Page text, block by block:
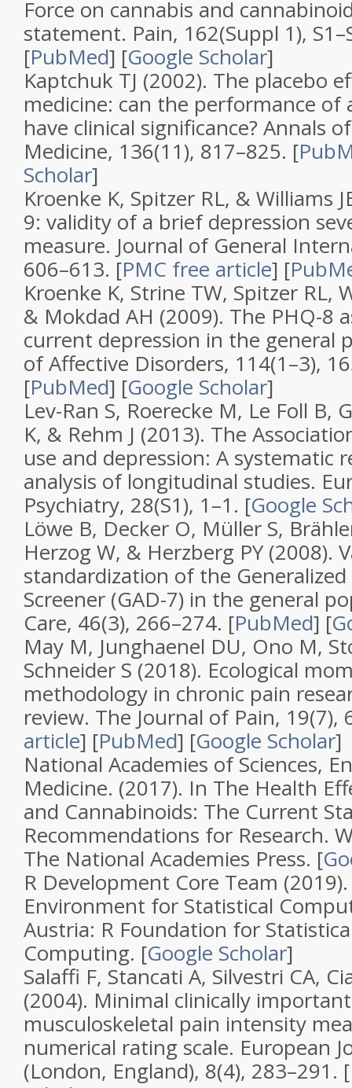
Force on cannabis and
statement. Pain, 162(Suppl 1),
[PubMed] [Google Scholar]
Kaptchuk TJ (2002). The placebo
medicine: can the performance of
have clinical significance?Annals
Medicine, 136(11), 817–825. [
Scholar]
Kroenke K, Spitzer RL, & Williams
9: validity of a brief depression
measure. Journal of General
606–613. [PMC free article] [
Kroenke K, Strine TW, Spitzer RL,
& Mokdad AH (2009). The PHQ-8
current depression in the general
of Affective Disorders, 114(1–3),
[PubMed] [Google Scholar]
Lev-Ran S, Roerecke M, Le Foll B,
K, & Rehm J (2013). The
use and depression: A systematic
analysis of longitudinal studies.
Psychiatry, 28(S1), 1–1. [Google
Löwe B, Decker O, Müller S,
Herzog W, & Herzberg PY (2008).
standardization of the
Screener (GAD-7) in the general
Care, 46(3), 266–274. [PubMed] [
May M, Junghaenel DU, Ono M,
Schneider S (2018). Ecological
methodology in chronic pain
review. The Journal of Pain, 19(7),
article] [PubMed] [Google Scholar]
National Academies of Sciences,
Medicine. (2017). In The Health
and Cannabinoids: The Current
Recommendations for Research.
The National Academies Press. [
R Development Core Team
Environment for Statistical
Austria: R Foundation for
Computing. [Google Scholar]
Salaffi F, Stancati A, Silvestri CA,
(2004). Minimal clinically
musculoskeletal pain intensity
numerical rating scale. European
(London, England), 8(4), 283–291. [